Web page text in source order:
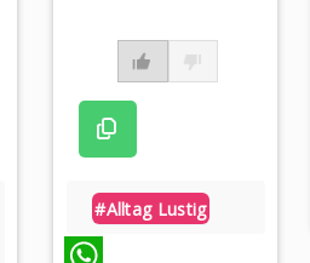
#alltag Lustig